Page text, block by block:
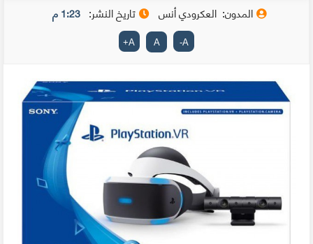
المدون: العكرودي أنس تاريخ النشر: 1:23 م
A
-
A
A
+